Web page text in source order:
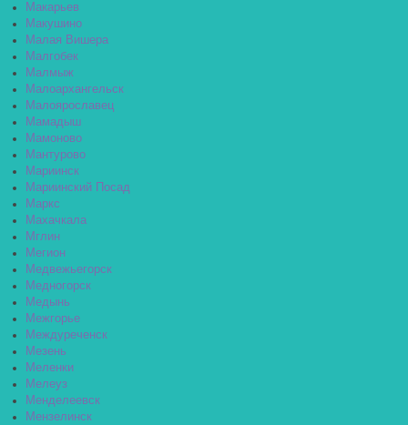
Макарьев
Макушино
Малая Вишера
Малгобек
Малмыж
Малоархангельск
Малоярославец
Мамадыш
Мамоново
Мантурово
Мариинск
Мариинский Посад
Маркс
Махачкала
Мглин
Мегион
Медвежьегорск
Медногорск
Медынь
Межгорье
Междуреченск
Мезень
Меленки
Мелеуз
Менделеевск
Мензелинск